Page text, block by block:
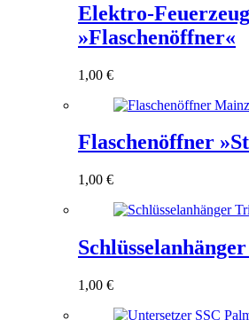
Elektro-
»Flaschenöffner«
1,00 €
Flaschenöffner
1,00 €
1,00 €